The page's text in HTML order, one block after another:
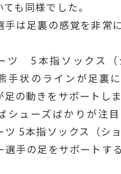
も同様でした。
手は足裏の感覚を非常
ツ 5本指ソックス（
手状のラインが足裏
足の動きをサポートしま
シューズばかりが注目
ツ 5本指ソックス（シ
選手の足をサポートす